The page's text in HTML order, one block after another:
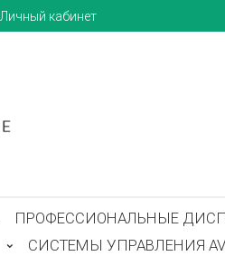
Личный кабинет
ПРОФЕССИОНАЛЬНЫЕ
СИСТЕМЫ УПРАВЛЕНИЯ AV